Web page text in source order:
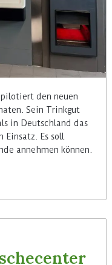
pilotiert den neuen
Sein Trinkgut
in Deutschland das
Es soll
annehmen können.